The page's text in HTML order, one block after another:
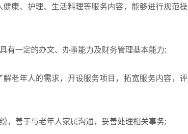
康、护理、生活料理等服务内容，能够进行规范操
一定的办文、办事能力及财务管理基本能力;
老年人的需求，开设服务项目，拓宽服务内容，评
善于与老年人家属沟通，妥善处理相关事务;